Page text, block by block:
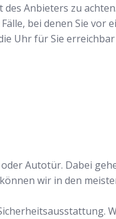
Anbieters zu achten.
bei denen Sie vor
Uhr für Sie
Autotür. Dabei
wir in den